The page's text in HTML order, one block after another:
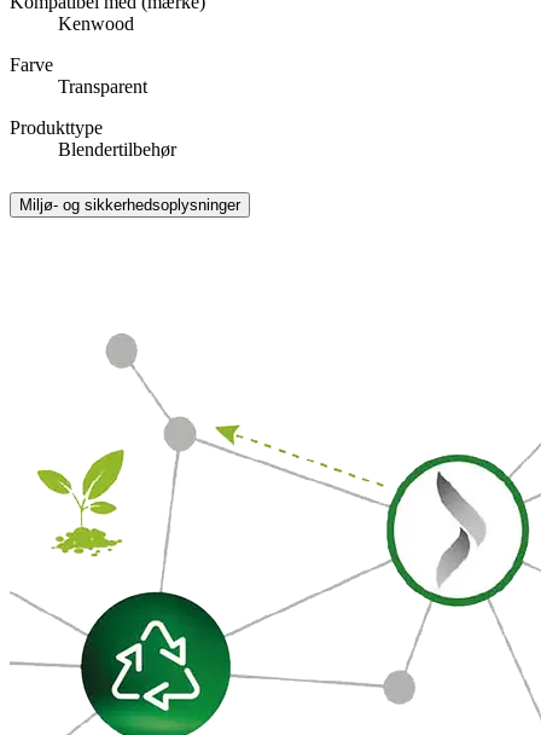
Kenwood
Farve
Transparent
Produkttype
Blendertilbehør
Miljø- og sikkerhedsoplysninger